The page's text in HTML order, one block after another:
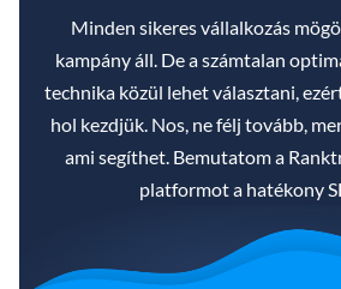
Minden sikeres vállalkozás
kampány áll. De a számtalan
technika közül lehet választani,
hol kezdjük. Nos, ne félj tovább,
ami segíthet. Bemutatom a
platformot a hatékony